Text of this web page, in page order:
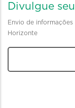
Divulgue
Envio de
Horizonte